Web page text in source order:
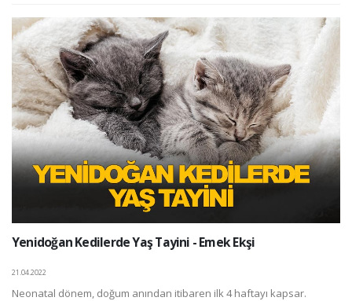
Yenidoğan Kedilerde Yaş Tayini - Emek Ekşi
21.04.2022
Neonatal dönem, doğum anından itibaren ilk 4 haftayı kapsar.